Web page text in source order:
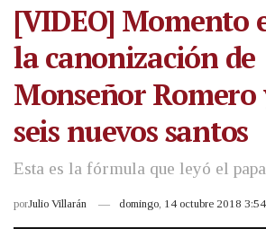
[VIDEO] Momento
la canonización de
Monseñor Romero
seis nuevos santos
Esta es la fórmula que leyó el
porJulio Villarán domingo, 14 octubre 2018